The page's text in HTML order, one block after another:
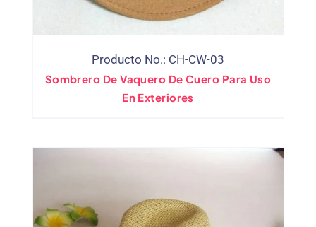
Producto No.: CH-CW-03
Sombrero De Vaquero De Cuero Para Uso
En Exteriores